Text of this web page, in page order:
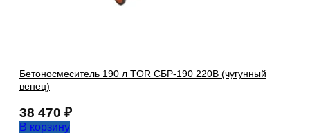
Бетоносмеситель 190 л TOR СБР-190 220В (чугунный
венец)
38 470 ₽
В корзину